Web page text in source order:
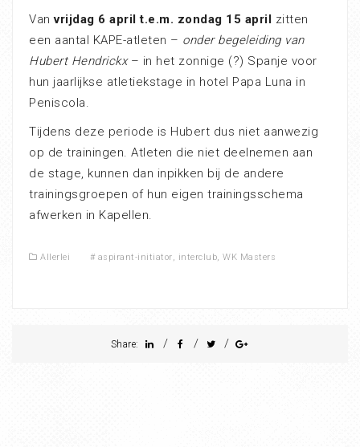
Vanvrijdag 6 april t.e.m. zondag 15 april zitten
een aantal KAPE-atleten – onder begeleiding van
Hubert Hendrickx – in het zonnige (?) Spanje voor
hun jaarlijkse atletiekstage in hotel Papa Luna in
Peniscola.
Tijdens deze periode is Hubert dus niet aanwezig
op de trainingen. Atleten die niet deelnemen aan
de stage, kunnen dan inpikken bij de andere
trainingsgroepen of hun eigen trainingsschema
afwerken in Kapellen.
Allerlei # aspirant-initiator, interclub, WK Masters
Share: / / /